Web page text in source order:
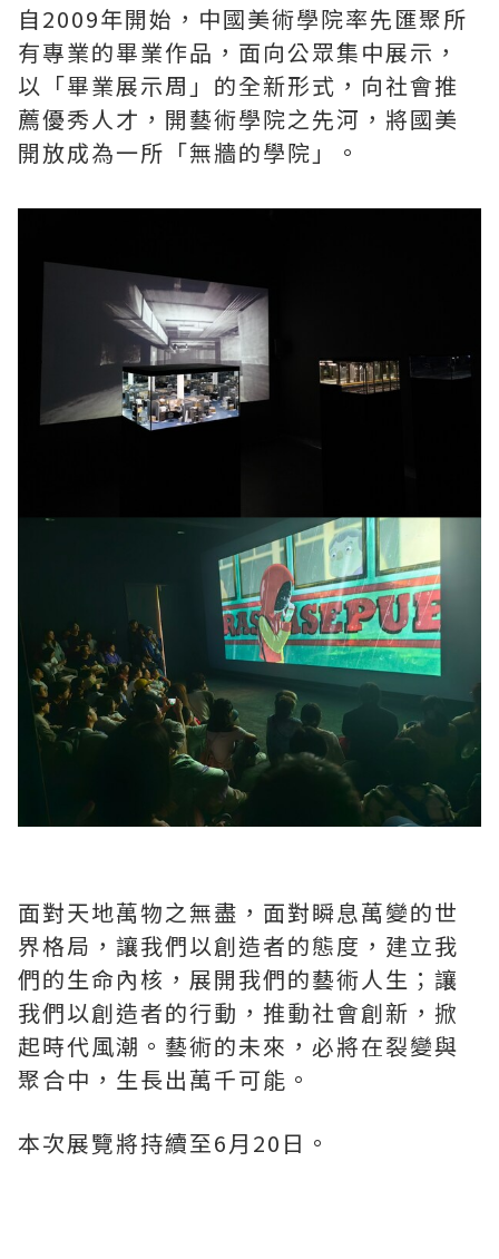
自2009年開始，中國美術學院率先匯聚所
有專業的畢業作品，面向公眾集中展示，
以「畢業展示周」的全新形式，向社會推
薦優秀人才，開藝術學院之先河，將國美
開放成為一所「無牆的學院」。
面對天地萬物之無盡，面對瞬息萬變的世
界格局，讓我們以創造者的態度，建立我
們的生命內核，展開我們的藝術人生；讓
我們以創造者的行動，推動社會創新，掀
起時代風潮。藝術的未來，必將在裂變與
聚合中，生長出萬千可能。
本次展覽將持續至6月20日。